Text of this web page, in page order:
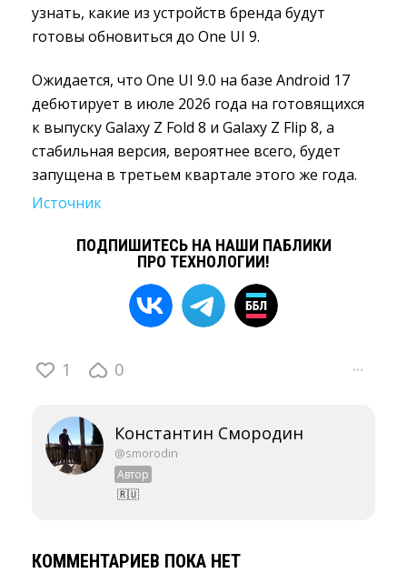
узнать, какие из устройств бренда будут
готовы обновиться до One UI 9.
Ожидается, что One UI 9.0 на базе Android 17
дебютирует в июле 2026 года на готовящихся
к выпуску Galaxy Z Fold 8 и Galaxy Z Flip 8, а
стабильная версия, вероятнее всего, будет
запущена в третьем квартале этого же года.
Источник
ПОДПИШИТЕСЬ НА НАШИ ПАБЛИКИ
ПРО ТЕХНОЛОГИИ!
1 0 ···
Константин Смородин
@smorodin
Автор
🇷🇺
КОММЕНТАРИЕВ ПОКА НЕТ